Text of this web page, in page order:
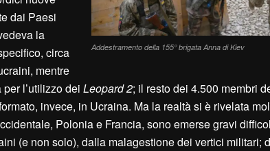
Addestramento della 155° brigata Anna di Kiev
dai Paesi
la
circa
mentre
l’utilizzo dei Leopard 2; il resto dei 4.500 membri
invece, in Ucraina. Ma la realtà si è rivelata
Polonia e Francia, sono emerse gravi
(e non solo), dalla malagestione dei vertici militari;